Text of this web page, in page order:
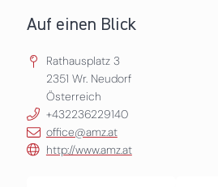
Auf einen Blick
Rathausplatz 3
2351 Wr. Neudorf
Österreich
+432236229140
office@amz.at
http://www.amz.at